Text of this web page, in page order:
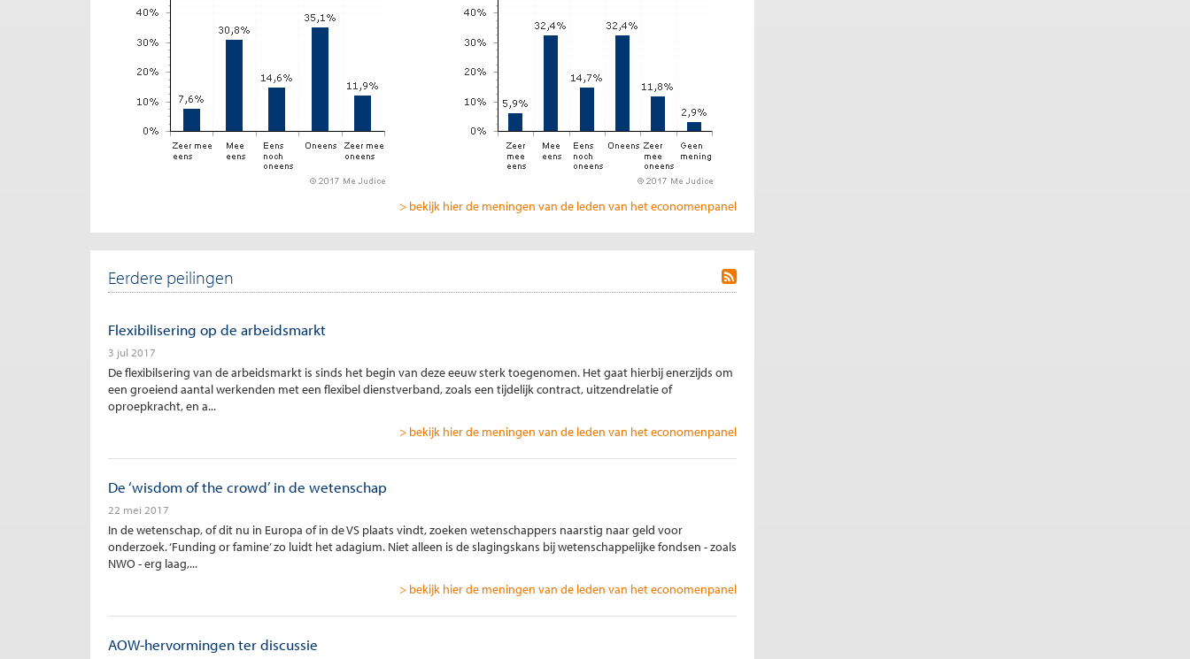
> bekijk hier de meningen van de leden van het economenpanel
Eerdere peilingen
Flexibilisering op de arbeidsmarkt
3 jul 2017
De flexibilsering van de arbeidsmarkt is sinds het begin van deze eeuw sterk toegenomen. Het gaat hierbij enerzijds om
een groeiend aantal werkenden met een flexibel dienstverband, zoals een tijdelijk contract, uitzendrelatie of
oproepkracht, en a...
> bekijk hier de meningen van de leden van het economenpanel
De ‘wisdom of the crowd’ in de wetenschap
22 mei 2017
In de wetenschap, of dit nu in Europa of in de VS plaats vindt, zoeken wetenschappers naarstig naar geld voor
onderzoek. ‘Funding or famine’ zo luidt het adagium. Niet alleen is de slagingskans bij wetenschappelijke fondsen - zoals
NWO - erg laag,...
> bekijk hier de meningen van de leden van het economenpanel
AOW-hervormingen ter discussie